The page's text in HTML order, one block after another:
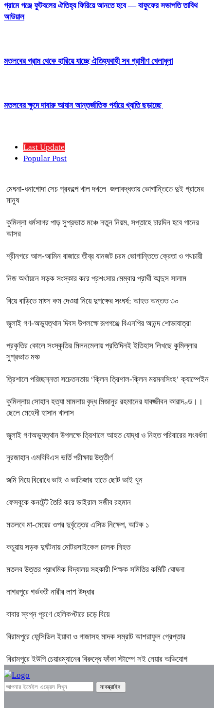
গ্রামে গঞ্জে ফুটবলের ঐতিহ্য ফিরিয়ে আনতে হবে — বাফুফের সভাপতি তাবিথ
আউয়াল
মতলবের গ্রাম থেকে হারিয়ে যাচ্ছে ঐতিহ্যবাহী সব গ্রামীণ খেলাধুলা
মতলবের ক্ষুদে দাবারু আযান আন্তর্জাতিক পর্যায়ে খ্যাতি ছড়াচ্ছে
Last Update
Popular Post
মেঘনা-ধনাগোদা সেচ প্রকল্পে খাল দখলে জলাবদ্ধতায় ভোগান্তিতে দুই গ্রামের
মানুষ
কুমিল্লা ধর্মসাগর পাড় সুপ্রভাত মঞ্চে নতুন নিয়ম, সপ্তাহে চারদিন হবে গানের
আসর
শ্রীনগরে আল-আমিন বাজারে তীব্র যানজট চরম ভোগান্তিতে ক্রেতা ও পথচারী
নিজ অর্থায়নে সড়ক সংস্কার করে প্রশংসায় মেম্বার প্রার্থী আব্দুস সালাম
বিয়ে বাড়িতে মাংস কম দেওয়া নিয়ে দুপক্ষের সংঘর্ষ: আহত অন্তত ৩০ ​
জুলাই গণ-অভ্যুত্থান দিবস উপলক্ষে রূপগঞ্জে বিএনপির আনন্দ শোভাযাত্রা
প্রকৃতির কোলে সংস্কৃতির মিলনমেলায় প্রতিদিনই ইতিহাস লিখছে কুমিল্লার
সুপ্রভাত মঞ্চ
ত্রিশালে পরিচ্ছন্নতা সচেতনতায় ‘ক্লিন ত্রিশাল-ক্লিন ময়মনসিংহ’ ক্যাম্পেইন
কুমিল্লায় সোহান হত্যা মামলায় বৃদ্ধ মিজানুর রহমানের যাবজ্জীবন কারাদণ্ড।।
ছেলে মেহেদী হাসান খালাস
জুলাই গণঅভ্যুত্থান উপলক্ষে ত্রিশালে আহত যোদ্ধা ও নিহত পরিবারের সংবর্ধনা
নুরজাহান এমবিবিএস ভর্তি পরীক্ষায় উত্তীর্ণ
জমি নিয়ে বিরোধে ভাই ও ভাতিজার হাতে ছোট ভাই খুন
ফেসবুকে কনটেন্ট তৈরি করে ভাইরাল সজীব রহমান
মতলবে মা-মেয়ের ওপর দুর্বৃত্তের এসিড নিক্ষেপ, আটক ১
কচুয়ায় সড়ক দুর্ঘটনায় মোটরসাইকেল চালক নিহত
মতলব উত্তর প্রাথমিক বিদ্যালয় সহকারী শিক্ষক সমিতির কমিটি ঘোষনা
নাগরপুরে গর্ভবতী নারীর লাশ উদ্ধার
বাবার স্বপ্ন পূরণে হেলিকপ্টারে চড়ে বিয়ে
বিরামপুরে ফেন্সিডিল ইয়াবা ও গাজাসহ মাদক সম্রাট আশরাফুল গ্রেপ্তার
বিরামপুরে ইউপি চেয়ারম্যানের বিরুদ্ধে ফাঁকা স্টাম্পে সই নেয়ার অভিযোগ